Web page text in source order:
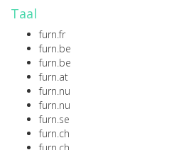
Taal
furn.fr
furn.be
furn.be
furn.at
furn.nu
furn.nu
furn.se
furn.ch